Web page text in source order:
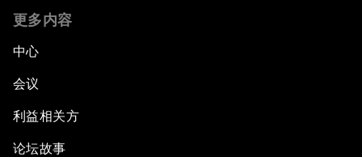
更多内容
中心
会议
利益相关方
论坛故事